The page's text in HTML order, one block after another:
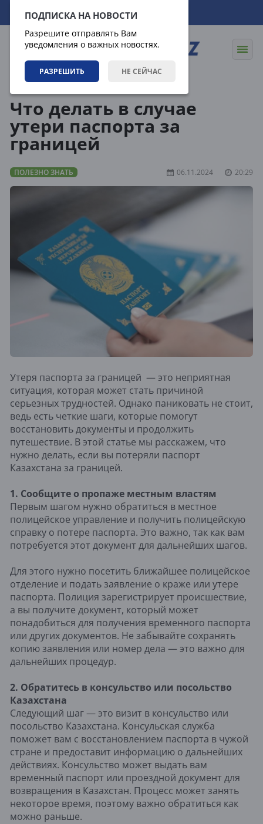
ПОДПИСКА НА НОВОСТИ
Разрешите отправлять Вам
уведомления о важных новостях.
РАЗРЕШИТЬ НЕ СЕЙЧАС
08.08.2026 19:04:31
Что делать в случае
утери паспорта за
границей
ПОЛЕЗНО ЗНАТЬ 06.11.2024 20:29
Утеря паспорта за границей — это неприятная
ситуация, которая может стать причиной
серьезных трудностей. Однако паниковать не стоит,
ведь есть четкие шаги, которые помогут
восстановить документы и продолжить
путешествие. В этой статье мы расскажем, что
нужно делать, если вы потеряли паспорт
Казахстана за границей.
1. Сообщите о пропаже местным властям
Первым шагом нужно обратиться в местное
полицейское управление и получить полицейскую
справку о потере паспорта. Это важно, так как вам
потребуется этот документ для дальнейших шагов​.
Для этого нужно посетить ближайшее полицейское
отделение и подать заявление о краже или утере
паспорта. Полиция зарегистрирует происшествие,
а вы получите документ, который может
понадобиться для получения временного паспорта
или других документов. Не забывайте сохранять
копию заявления или номер дела — это важно для
дальнейших процедур.
2. Обратитесь в консульство или посольство
Казахстана
Следующий шаг — это визит в консульство или
посольство Казахстана. Консульская служба
поможет вам с восстановлением паспорта в чужой
стране и предоставит информацию о дальнейших
действиях. Консульство может выдать вам
временный паспорт или проездной документ для
возвращения в Казахстан. Процесс может занять
некоторое время, поэтому важно обратиться как
можно раньше.